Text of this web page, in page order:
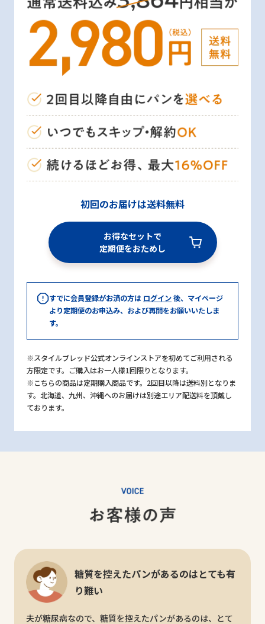
初回のお届けは送料無料
お得なセットで
定期便をおためし
すでに会員登録がお済の方は ログイン後、マイページ
より定期便のお申込み、および再開をお願いいたしま
す。
※スタイルブレッド公式オンラインストアを初めてご利用される
方限定です。ご購入はお一人様1回限りとなります。
※こちらの商品は定期購入商品です。2回目以降は送料別となりま
す。北海道、九州、沖縄へのお届けは別途エリア配送料を頂戴し
ております。
糖質を控えたパンがあるのはとても有
り難い
夫が糖尿病なので、糖質を控えたパンがあるのは、とて